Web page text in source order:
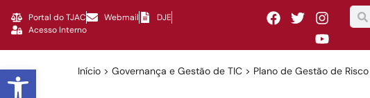
Abrir a barra de ferramentas
Portal do TJAC Webmail
DJE
Acesso Interno
Início > Governança e Gestão de TIC > Plano de Gestão de